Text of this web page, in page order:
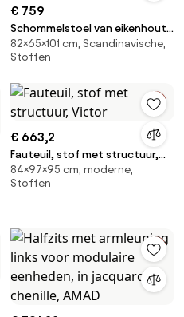
€ 759
Schommelstoel van eikenhout,
fineer en linnen, Dilma
82×65×101 cm, Scandinavische,
Stoffen
€ 663,2
Fauteuil, stof met structuur,
Victor
84×97×95 cm, moderne,
Stoffen